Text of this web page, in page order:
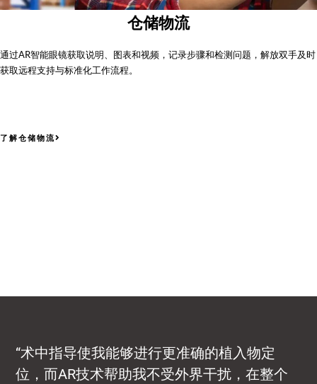
仓储物流
通过AR智能眼镜获取说明、图表和视频，记录步骤和检测问题，解放双手及时
获取远程支持与标准化工作流程。
了解仓储物流
“术中指导使我能够进行更准确的植入物定
位，而AR技术帮助我不受外界干扰，在整个